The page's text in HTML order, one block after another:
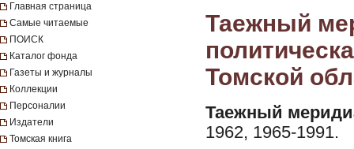
Главная страница
Самые читаемые
ПОИСК
Каталог фонда
Газеты и журналы
Коллекции
Персоналии
Издатели
Томская книга
Таежный
Томской
Таежный
1962, 1965-1991.